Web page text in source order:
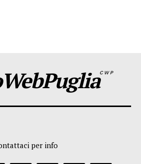
CWP
per info